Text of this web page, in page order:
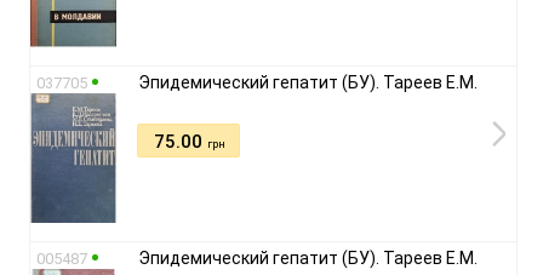
037705 Эпидемический гепатит (БУ). Тареев Е.М.
75.00 грн
005487 Эпидемический гепатит (БУ). Тареев Е.М.